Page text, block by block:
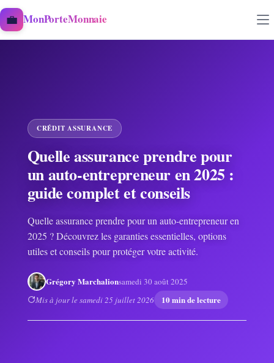
Aller au contenu
💼 MonPorteMonnaie
CRÉDIT ASSURANCE
Quelle assurance prendre pour
un auto-entrepreneur en 2025 :
guide complet et conseils
Quelle assurance prendre pour un auto-entrepreneur en
2025 ? Découvrez les garanties essentielles, options
utiles et conseils pour protéger votre activité.
Grégory Marchalionsamedi 30 août 2025
Mis à jour le samedi 25 juillet 2026
10 min de lecture